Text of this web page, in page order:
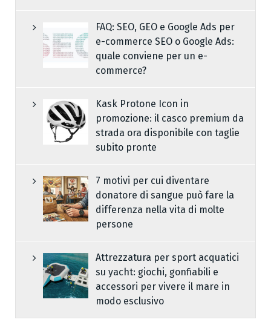
FAQ: SEO, GEO e Google Ads per
e-commerce SEO o Google Ads:
quale conviene per un e-
commerce?
Kask Protone Icon in
promozione: il casco premium da
strada ora disponibile con taglie
subito pronte
7 motivi per cui diventare
donatore di sangue può fare la
differenza nella vita di molte
persone
Attrezzatura per sport acquatici
su yacht: giochi, gonfiabili e
accessori per vivere il mare in
modo esclusivo